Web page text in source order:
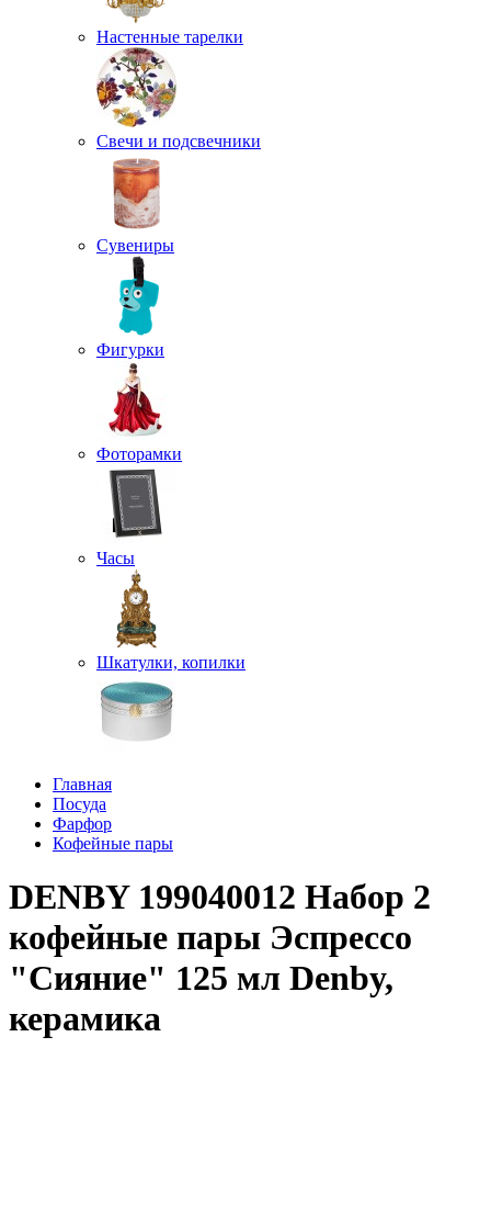
Настенные тарелки
Свечи и подсвечники
Сувениры
Фигурки
Фоторамки
Часы
Шкатулки, копилки
Главная
Посуда
Фарфор
Кофейные пары
DENBY 199040012 Набор 2
кофейные пары Эспрессо
"Сияние" 125 мл Denby,
керамика